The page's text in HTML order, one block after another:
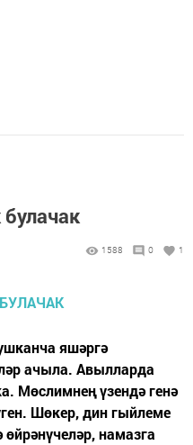
1588 0 1
яшәргә
ачыла. Авылларда
Мөслимнең үзендә генә
Шөкер, дин гыйлеме
намазга